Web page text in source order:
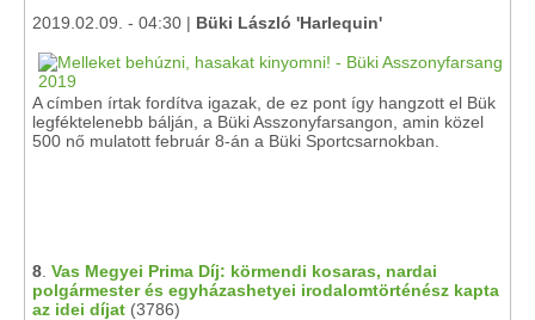
2019.02.09. - 04:30 | Büki László 'Harlequin'
A címben írtak fordítva igazak, de ez pont így hangzott el Bük
legféktelenebb bálján, a Büki Asszonyfarsangon, amin közel
500 nő mulatott február 8-án a Büki Sportcsarnokban.
8 Vas Megyei Prima Díj: körmendi kosaras, nardai
polgármester és egyházashetyei irodalomtörténész kapta
az idei díjat (3786)